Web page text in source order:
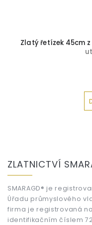
Zlatý řetízek 45cm
ZLATNICTVÍ
SMARAGD® je
Úřadu průmyslového
firma je registrovaná
identifikačním číslem